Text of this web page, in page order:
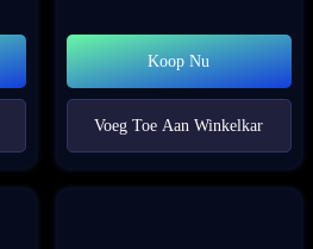
Koop Nu
Voeg Toe Aan Winkelkar